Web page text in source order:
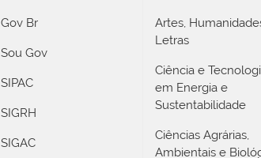
Gov Br
Sou Gov
SIPAC
SIGRH
SIGAC
Artes,
Letras
Ciência e
em Energia e
Sustentabilidade
Ciências Agrárias,
Ambientais e